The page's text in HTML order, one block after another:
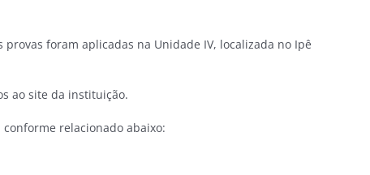
foram aplicadas na Unidade IV, localizada no Ipê
ao site da instituição.
relacionado abaixo: